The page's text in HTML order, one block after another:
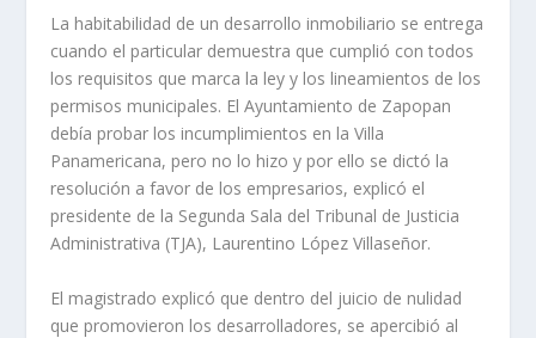
La habitabilidad de un desarrollo inmobiliario se entrega
cuando el particular demuestra que cumplió con todos
los requisitos que marca la ley y los lineamientos de los
permisos municipales. El Ayuntamiento de Zapopan
debía probar los incumplimientos en la Villa
Panamericana, pero no lo hizo y por ello se dictó la
resolución a favor de los empresarios, explicó el
presidente de la Segunda Sala del Tribunal de Justicia
Administrativa (TJA), Laurentino López Villaseñor.
El magistrado explicó que dentro del juicio de nulidad
que promovieron los desarrolladores, se apercibió al